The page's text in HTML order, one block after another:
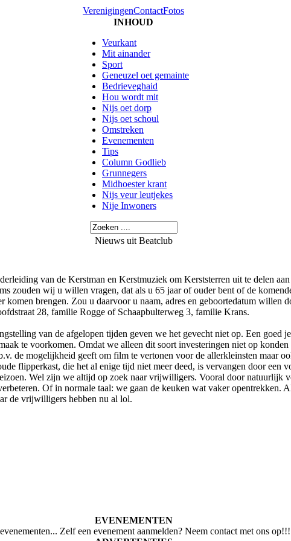
VerenigingenContactFotos
INHOUD
Veurkant
Mit ainander
Sport
Geneuzel oet gemainte
Bedrieveghaid
Hou wordt mit
Nijs oet dorp
Nijs oet schoul
Omstreken
Evenementen
Tips
Column Godlieb
Grunnegers
Midhoester krant
Nijs veur leutjekes
Nije Inwoners
Nieuws uit Beatclub
van de Kerstman en Kerstmuziek om Kerststerren uit te delen
zouden wij u willen vragen, dat als u 65 jaar of ouder bent of de
brengen. Zou u daarvoor u naam, adres en geboortedatum willen
28, familie Rogge of Schaapbulterweg 3, familie Krans.
van de afgelopen tijden geven we het gevecht niet op. Een goed
te voorkomen. Omdat we alleen dit soort investeringen niet op
de mogelijkheid geeft om film te vertonen voor de allerkleinsten maar
flipperkast, die het al enige tijd niet meer deed, is vervangen door een
Wel zijn we altijd op zoek naar vrijwilligers. Vooral door natuurlijk
Of in normale taal: we gaan de keuken wat vaker opentrekken.
de vrijwilligers hebben nu al lol.
EVENEMENTEN
Zelf een evenement aanmelden? Neem contact met ons op!!!